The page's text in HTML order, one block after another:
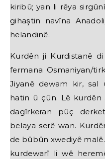
kiribû; yan li rêya
gihaştin navîna
helandinê.
Kurdên ji Kurdistanê
fermana Osmaniyan/
Jiyanê dewam kir, sal
hatin û çûn. Lê kurdên
dagîrkeran pûç
belaya serê wan.
de bûbûn xwediyê
kurdewarî li wê